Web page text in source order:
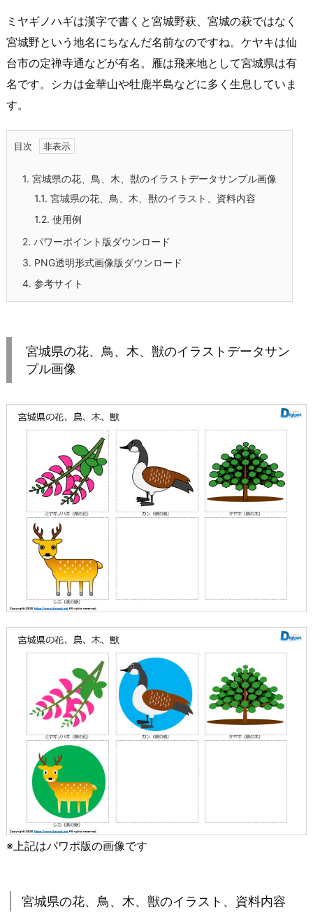
ミヤギノハギは漢字で書くと宮城野萩、宮城の萩ではなく
宮城野という地名にちなんだ名前なのですね。ケヤキは仙
台市の定禅寺通などが有名。雁は飛来地として宮城県は有
名です。シカは金華山や牡鹿半島などに多く生息していま
す。
目次
1. 宮城県の花、鳥、木、獣のイラストデータサンプル画像
1.1. 宮城県の花、鳥、木、獣のイラスト、資料内容
1.2. 使用例
2. パワーポイント版ダウンロード
3. PNG透明形式画像版ダウンロード
4. 参考サイト
宮城県の花、鳥、木、獣のイラストデータサン
プル画像
※上記はパワポ版の画像です
宮城県の花、鳥、木、獣のイラスト、資料内容